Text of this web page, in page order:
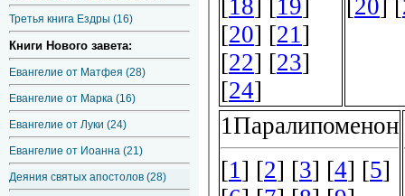
Третья книга Ездры (16)
Книги Нового завета:
Евангелие от Матфея (28)
Евангелие от Марка (16)
Евангелие от Луки (24)
Евангелие от Иоанна (21)
Деяния святых апостолов (28)